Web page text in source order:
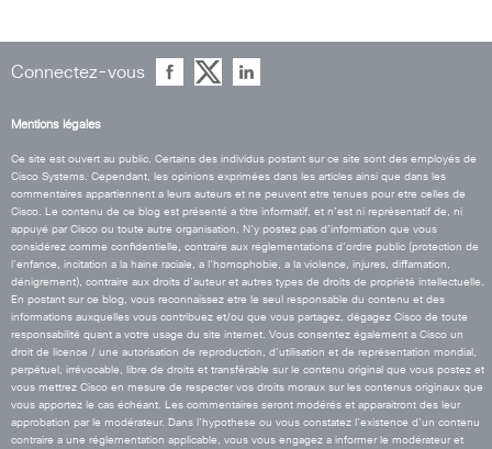
Connectez-vous
Mentions légales
Ce site est ouvert au public. Certains des individus postant sur ce site sont des employés de
Cisco Systems. Cependant, les opinions exprimées dans les articles ainsi que dans les
commentaires appartiennent a leurs auteurs et ne peuvent etre tenues pour etre celles de
Cisco. Le contenu de ce blog est présenté a titre informatif, et n’est ni représentatif de, ni
appuyé par Cisco ou toute autre organisation. N’y postez pas d’information que vous
considérez comme confidentielle, contraire aux réglementations d’ordre public (protection de
l’enfance, incitation a la haine raciale, a l’homophobie, a la violence, injures, diffamation,
dénigrement), contraire aux droits d’auteur et autres types de droits de propriété intellectuelle.
En postant sur ce blog, vous reconnaissez etre le seul responsable du contenu et des
informations auxquelles vous contribuez et/ou que vous partagez, dégagez Cisco de toute
responsabilité quant a votre usage du site internet. Vous consentez également a Cisco un
droit de licence / une autorisation de reproduction, d’utilisation et de représentation mondial,
perpétuel, irrévocable, libre de droits et transférable sur le contenu original que vous postez et
vous mettrez Cisco en mesure de respecter vos droits moraux sur les contenus originaux que
vous apportez le cas échéant. Les commentaires seront modérés et apparaitront des leur
approbation par le modérateur. Dans l’hypothese ou vous constatez l’existence d’un contenu
contraire a une réglementation applicable, vous vous engagez a informer le modérateur et